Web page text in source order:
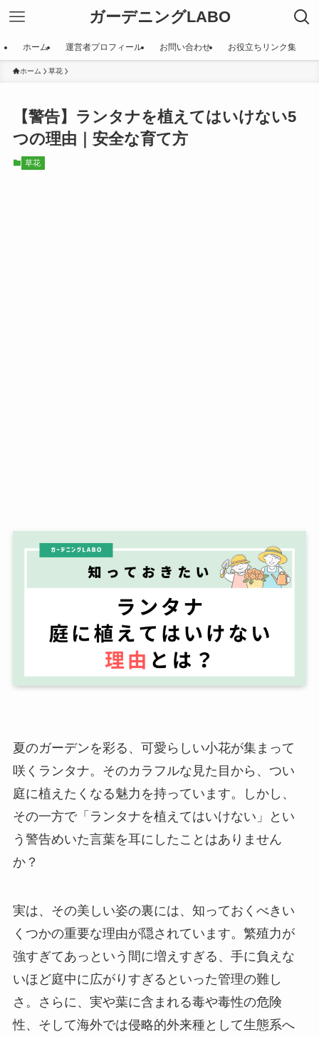
ガーデニングLABO
ホーム 運営者プロフィール お問い合わせ お役立ちリンク集
ホーム 草花
【警告】ランタナを植えてはいけない5
つの理由｜安全な育て方
草花
夏のガーデンを彩る、可愛らしい小花が集まって
咲くランタナ。そのカラフルな見た目から、つい
庭に植えたくなる魅力を持っています。しかし、
その一方で「ランタナを植えてはいけない」とい
う警告めいた言葉を耳にしたことはありません
か？
実は、その美しい姿の裏には、知っておくべきい
くつかの重要な理由が隠されています。繁殖力が
強すぎてあっという間に増えすぎる、手に負えな
いほど庭中に広がりすぎるといった管理の難し
さ。さらに、実や葉に含まれる毒や毒性の危険
性、そして海外では侵略的外来種として生態系へ